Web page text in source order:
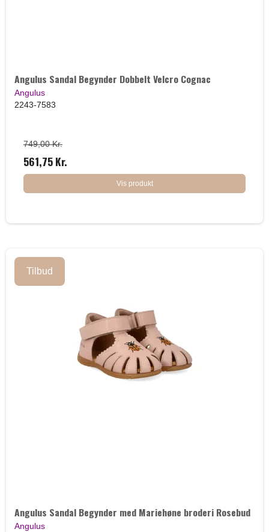
Angulus Sandal Begynder Dobbelt Velcro Cognac
Angulus
2243-7583
749,00 Kr.
561,75 Kr.
Vis produkt
Tilbud
Angulus Sandal Begynder med Mariehøne broderi Rosebud
Angulus